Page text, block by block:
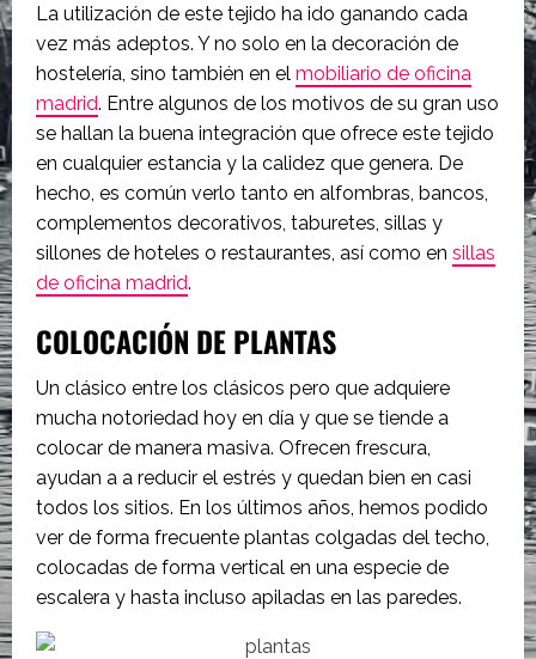
La utilización de este tejido ha ido ganando cada
vez más adeptos. Y no solo en la decoración de
hostelería, sino también en el mobiliario de oficina
madrid. Entre algunos de los motivos de su gran uso
se hallan la buena integración que ofrece este tejido
en cualquier estancia y la calidez que genera. De
hecho, es común verlo tanto en alfombras, bancos,
complementos decorativos, taburetes, sillas y
sillones de hoteles o restaurantes, así como en sillas
de oficina madrid.
COLOCACIÓN DE PLANTAS
Un clásico entre los clásicos pero que adquiere
mucha notoriedad hoy en día y que se tiende a
colocar de manera masiva. Ofrecen frescura,
ayudan a a reducir el estrés y quedan bien en casi
todos los sitios. En los últimos años, hemos podido
ver de forma frecuente plantas colgadas del techo,
colocadas de forma vertical en una especie de
escalera y hasta incluso apiladas en las paredes.